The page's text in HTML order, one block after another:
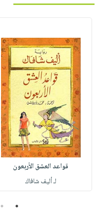
قواعد العشق الأربعون
لـ أليف شافاك
1
2